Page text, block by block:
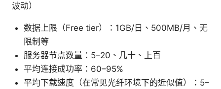
波动）
数据上限（Free tier）：1GB/日、500MB/月、无
限制等
服务器节点数量：5–20、几十、上百
平均连接成功率：60–95%
平均下载速度（在常见光纤环境下的近似值）：5–